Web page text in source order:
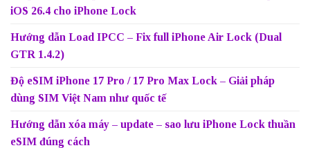
iOS 26.4 cho iPhone Lock
Hướng dẫn Load IPCC – Fix full iPhone Air Lock (Dual
GTR 1.4.2)
Độ eSIM iPhone 17 Pro / 17 Pro Max Lock – Giải pháp
dùng SIM Việt Nam như quốc tế
Hướng dẫn xóa máy – update – sao lưu iPhone Lock thuần
eSIM đúng cách